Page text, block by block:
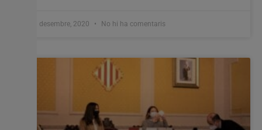
11 desembre, 2020 No hi ha comentaris